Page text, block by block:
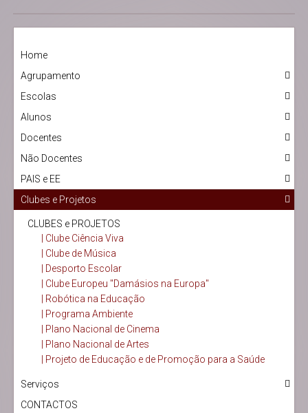
Home
Agrupamento
Escolas
Alunos
Docentes
Não Docentes
PAIS e EE
Clubes e Projetos
CLUBES e PROJETOS
| Clube Ciência Viva
| Clube de Música
| Desporto Escolar
| Clube Europeu "Damásios na Europa"
| Robótica na Educação
| Programa Ambiente
| Plano Nacional de Cinema
| Plano Nacional de Artes
| Projeto de Educação e de Promoção para a Saúde
Serviços
CONTACTOS